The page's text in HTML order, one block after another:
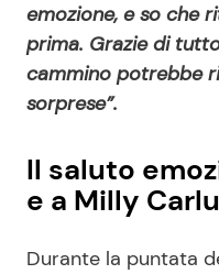
emozione, e so che
prima. Grazie di
cammino potrebbe
sorprese”.
Il saluto
e a Milly
Durante la puntata